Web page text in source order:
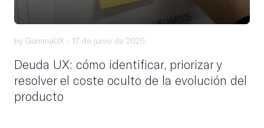
by GammaUX - 17 de junio de 2026
Deuda UX: cómo identificar, priorizar y
resolver el coste oculto de la evolución del
producto